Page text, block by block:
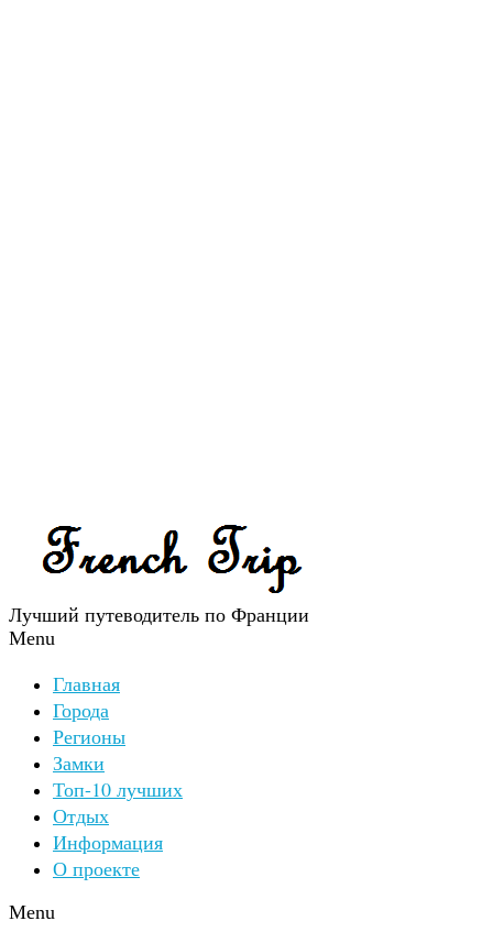
Лучший путеводитель по Франции
Menu
Главная
Города
Регионы
Замки
Топ-10 лучших
Отдых
Информация
О проекте
Menu